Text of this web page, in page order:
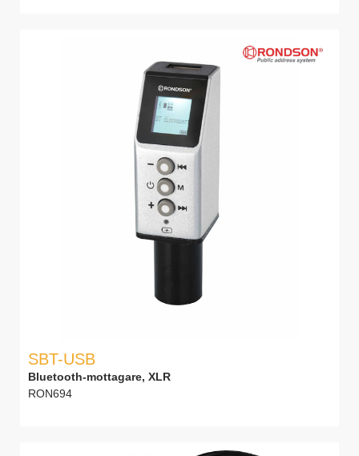
SBT-USB
Bluetooth-mottagare, XLR
RON694